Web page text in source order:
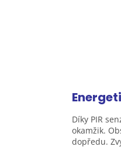
Díky PIR
okamžik.
dopředu.